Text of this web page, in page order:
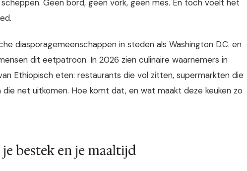
Geen bord, geen vork, geen mes. En toch voelt het
diasporagemeenschappen in steden als Washington D.C. en
dit eetpatroon. In 2026 zien culinaire waarnemers in
Ethiopisch eten: restaurants die vol zitten, supermarkten die
net uitkomen. Hoe komt dat, en wat maakt deze keuken zo
bestek en je maaltijd